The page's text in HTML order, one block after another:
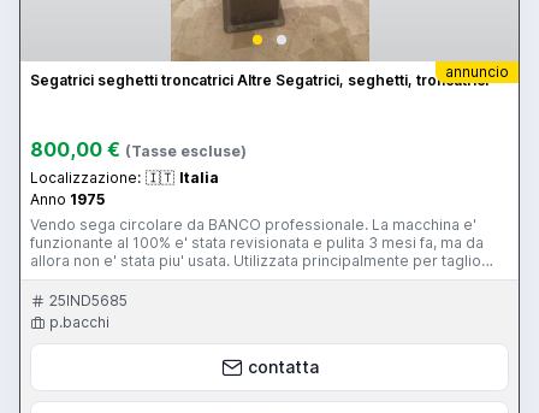
annuncio
Segatrici seghetti troncatrici Altre Segatrici, seghetti, troncatrici
800,00 € (Tasse escluse)
Localizzazione: 🇮🇹 Italia
Anno 1975
Vendo sega circolare da BANCO professionale. La macchina e'
funzionante al 100% e' stata revisionata e pulita 3 mesi fa, ma da
allora non e' stata piu' usata. Utilizzata principalmente per taglio
PLEXIGLASS, ma sono a corredo altre lame per altri materiali. La
macchina al momento si trova a ROMA, dato il peso non si
effettuano spedizioni. Su appuntamento e' visionabile e in caso di
acquisto, il trasporto e la logistica sono a carico del compratore.
Data l'eta' e la vendita effettuata da un privato, l'apparecchio non ha
garanzia. Grazie per l'attenzione. posso rispondere a qualsiasi
domanda al numero 3281686909 Saluti.
25IND5685
p.bacchi
contatta